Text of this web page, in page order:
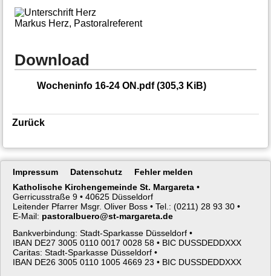
Markus Herz, Pastoralreferent
Download
Wocheninfo 16-24 ON.pdf(305,3 KiB)
Zurück
Navigation
Impressum Datenschutz
Fehler melden
Katholische Kirchengemeinde St. Margareta •
Gerricusstraße 9 • 40625 Düsseldorf
Leitender Pfarrer Msgr. Oliver Boss • Tel.: (0211) 28 93 30 •
E-Mail: pastoralbuero@st-margareta.de
Bankverbindung: Stadt-Sparkasse Düsseldorf •
IBAN DE27 3005 0110 0017 0028 58 • BIC DUSSDEDDXXX
Caritas: Stadt-Sparkasse Düsseldorf •
IBAN DE26 3005 0110 1005 4669 23 • BIC DUSSDEDDXXX